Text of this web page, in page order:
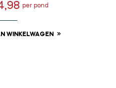
Normale
prijs
Prijsper pond
WINKELWAGEN